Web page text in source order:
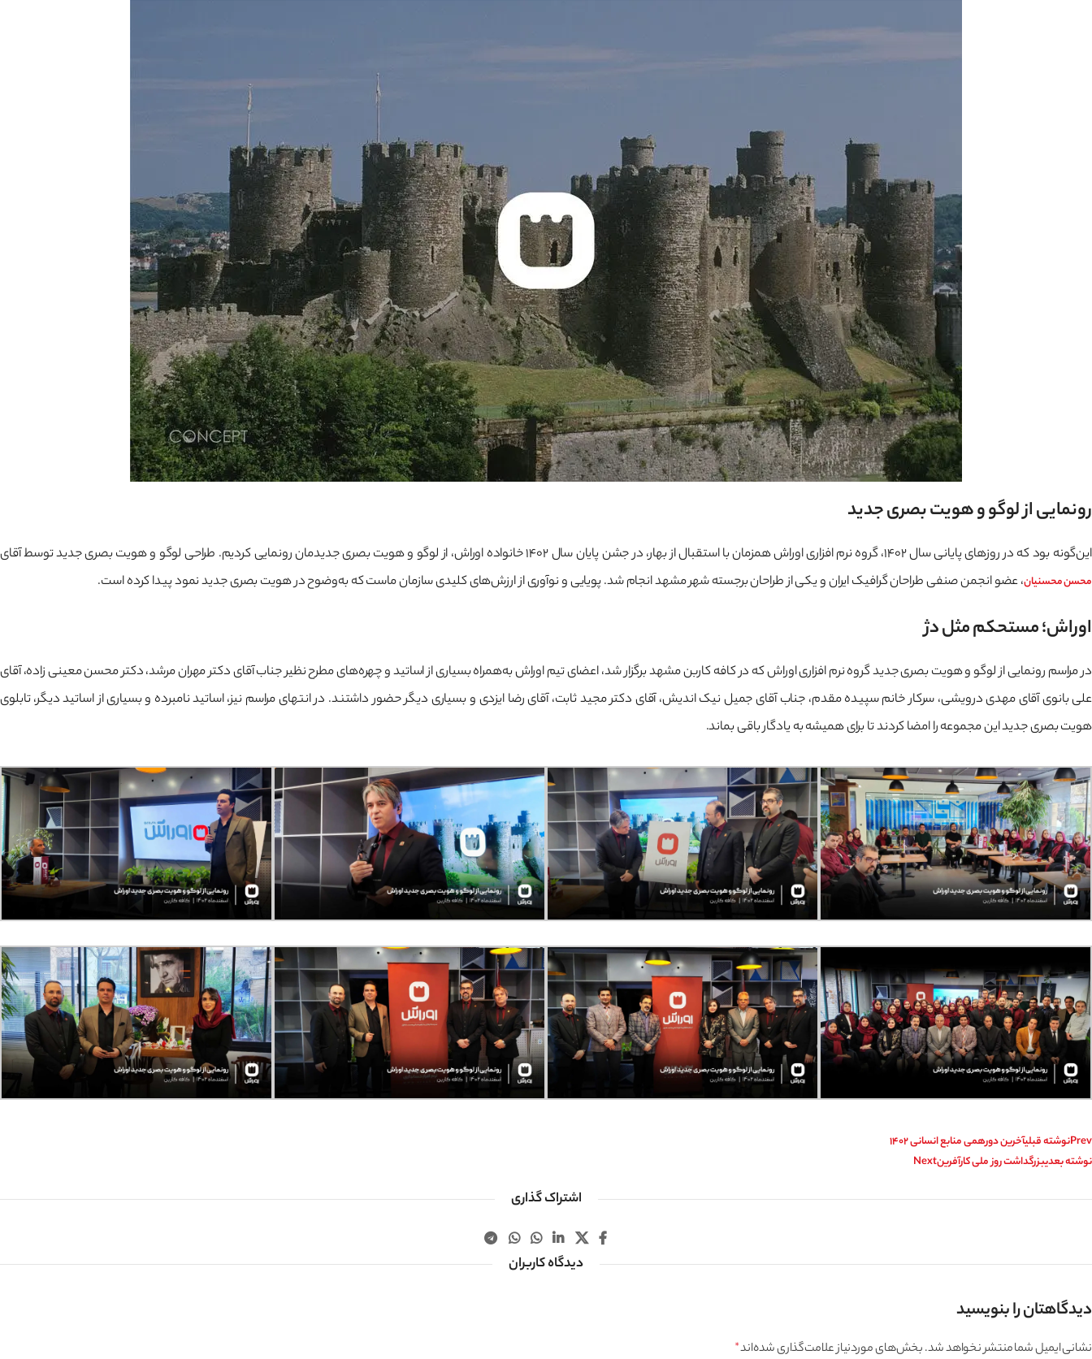
رونمایی از لوگو و هویت بصری جدید
این‌گونه بود که در روزهای پایانی سال 1402، گروه نرم افزاری اوراش همزمان با استقبال از بهار، در جشن پایان سال 1402 خانواده اوراش، از لوگو و هویت بصری جدیدمان رونمایی کردیم. طراحی لوگو و هویت بصری جدید توسط آقای
محسن محسنیان، عضو انجمن صنفی طراحان گرافیک ایران و یکی از طراحان برجسته شهر مشهد انجام شد. پویایی و نوآوری از ارزش‌های کلیدی سازمان ماست که به‌وضوح در هویت بصری جدید نمود پیدا کرده است.
اوراش؛ مستحکم مثل دژ
در مراسم رونمایی از لوگو و هویت بصری جدید گروه نرم افزاری اوراش که در کافه کاربن مشهد برگزار شد، اعضای تیم اوراش به‌همراه بسیاری از اساتید و چهره‌های مطرح نظیر جناب آقای دکتر مهران مرشد، دکتر محسن معینی زاده، آقای
علی بانوی آقای مهدی درویشی، سرکار خانم سپیده مقدم، جناب آقای جمیل نیک اندیش، آقای دکتر مجید ثابت، آقای رضا ایزدی و بسیاری دیگر حضور داشتند. در انتهای مراسم نیز، اساتید نامبرده و بسیاری از اساتید دیگر، تابلوی
هویت بصری جدید این مجموعه را امضا کردند تا برای همیشه به یادگار باقی بماند.
Prevنوشته قبلیآخرین دورهمی منابع انسانی 1402
نوشته بعدیبزرگداشت روز ملی کارآفرینNext
اشتراک گذاری
دیدگاه کاربران
دیدگاهتان را بنویسید
نشانی ایمیل شما منتشر نخواهد شد.بخش‌های موردنیاز علامت‌گذاری شده‌اند*